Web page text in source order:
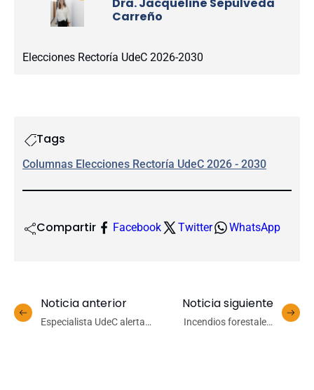
Carreño
Elecciones Rectoría UdeC 2026-2030
Tags
Columnas Elecciones Rectoría UdeC 2026 - 2030
Compartir Facebook Twitter WhatsApp
Noticia anterior
Especialista UdeC alerta
Noticia siguiente
Incendios forestales,